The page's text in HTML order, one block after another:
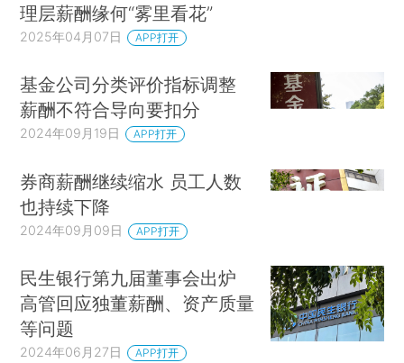
理层薪酬缘何“雾里看花”
2025年04月07日 APP打开
基金公司分类评价指标调整
薪酬不符合导向要扣分
2024年09月19日 APP打开
券商薪酬继续缩水 员工人数
也持续下降
2024年09月09日 APP打开
民生银行第九届董事会出炉
高管回应独董薪酬、资产质量
等问题
2024年06月27日 APP打开